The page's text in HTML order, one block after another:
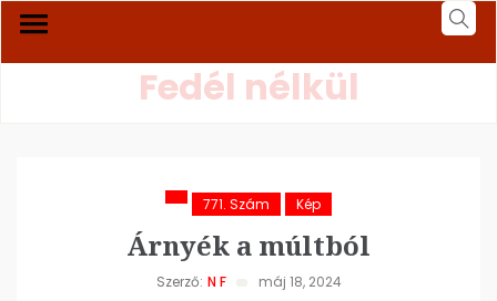
Fedél nélkül
771. Szám Kép
Árnyék a múltból
Szerző: N F máj 18, 2024